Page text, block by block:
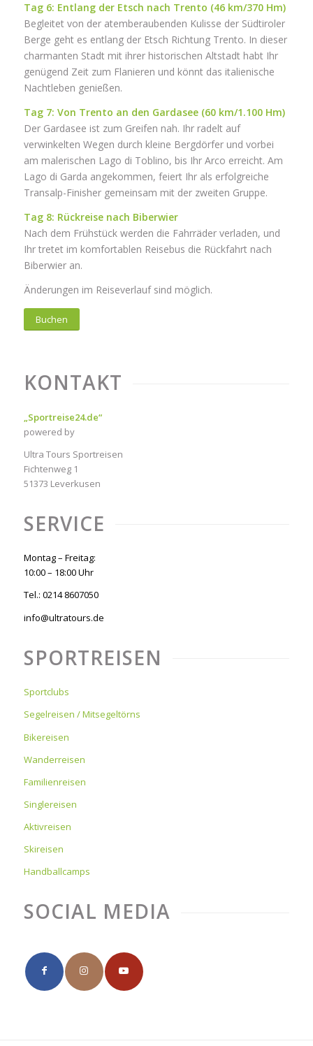
Tag 6: Entlang der Etsch nach Trento (46 km/370 Hm)
Begleitet von der atemberaubenden Kulisse der Südtiroler
Berge geht es entlang der Etsch Richtung Trento. In dieser
charmanten Stadt mit ihrer historischen Altstadt habt Ihr
genügend Zeit zum Flanieren und könnt das italienische
Nachtleben genießen.
Tag 7: Von Trento an den Gardasee (60 km/1.100 Hm)
Der Gardasee ist zum Greifen nah. Ihr radelt auf
verwinkelten Wegen durch kleine Bergdörfer und vorbei
am malerischen Lago di Toblino, bis Ihr Arco erreicht. Am
Lago di Garda angekommen, feiert Ihr als erfolgreiche
Transalp-Finisher gemeinsam mit der zweiten Gruppe.
Tag 8: Rückreise nach Biberwier
Nach dem Frühstück werden die Fahrräder verladen, und
Ihr tretet im komfortablen Reisebus die Rückfahrt nach
Biberwier an.
Änderungen im Reiseverlauf sind möglich.
Buchen
KONTAKT
„Sportreise24.de“
powered by
Ultra Tours Sportreisen
Fichtenweg 1
51373 Leverkusen
SERVICE
Montag – Freitag:
10:00 – 18:00 Uhr
Tel.: 0214 8607050
info@ultratours.de
SPORTREISEN
Sportclubs
Segelreisen / Mitsegeltörns
Bikereisen
Wanderreisen
Familienreisen
Singlereisen
Aktivreisen
Skireisen
Handballcamps
SOCIAL MEDIA